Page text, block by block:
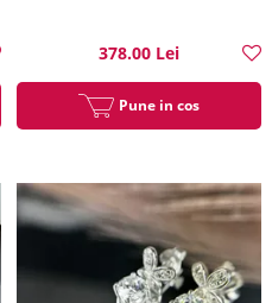
378.00 Lei
Pune in cos